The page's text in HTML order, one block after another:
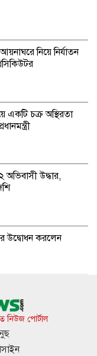
নিয়ে নির্যাতন
একটি চক্র অস্থিরতা
উদ্ধার,
উদ্বোধন করলেন
যৌথ প্রতিরক্ষা
নিউজ পোর্টাল